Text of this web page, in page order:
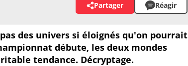
Partager Réagir
des univers si éloignés qu'on pourrait
débute, les deux mondes
tendance. Décryptage.